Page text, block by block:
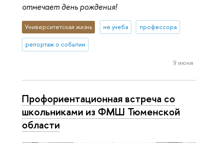
отмечает день рождения!
Университетская жизнь не учеба профессора
репортаж о событии
9 июня
Профориентационная встреча со
школьниками из ФМШ Тюменской
области